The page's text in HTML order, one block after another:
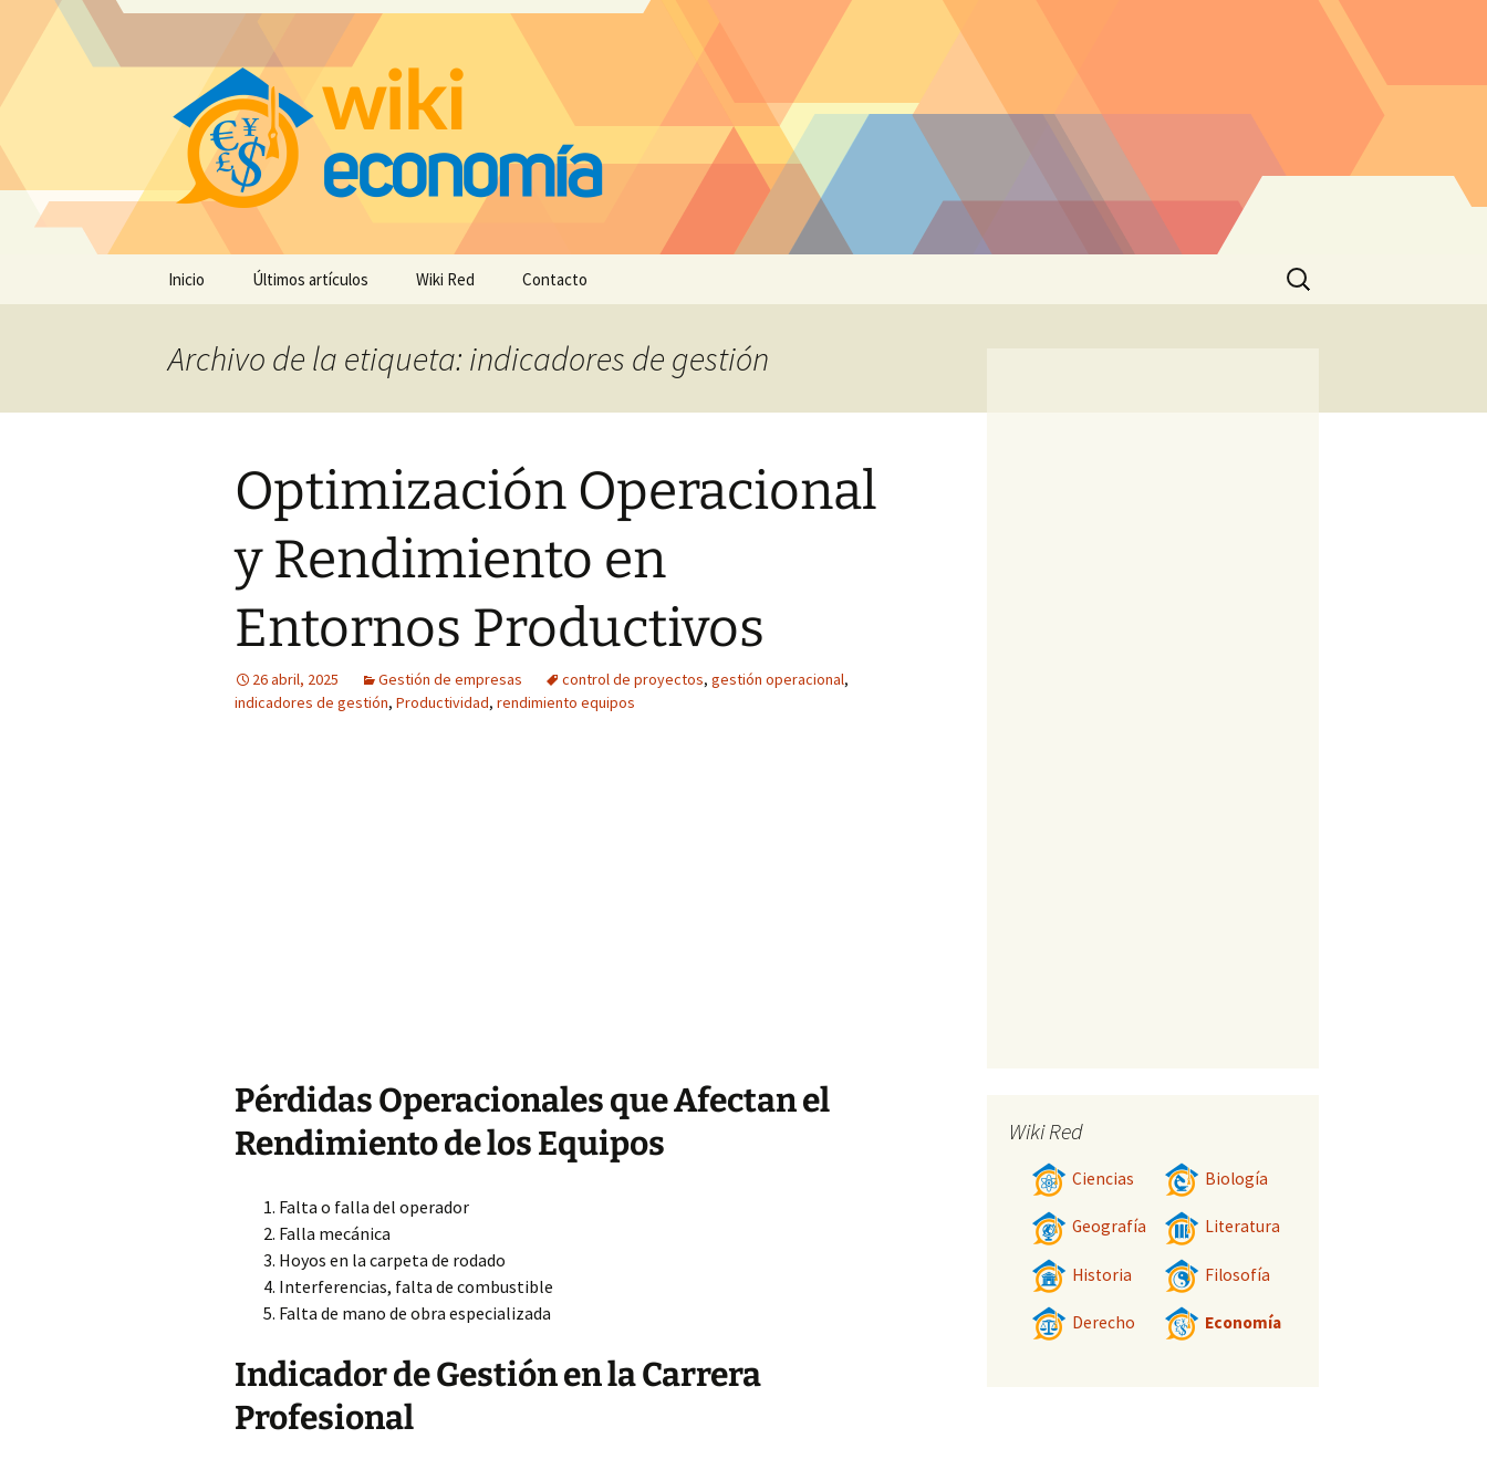
Inicio Últimos artículos Wiki Red Contacto
Buscar:
Archivo de la etiqueta: indicadores de gestión
Optimización Operacional
y Rendimiento en
Entornos Productivos
26 abril, 2025 Gestión de empresas control de proyectos, gestión operacional,
indicadores de gestión, Productividad, rendimiento equipos
Pérdidas Operacionales que Afectan el
Rendimiento de los Equipos
Falta o falla del operador
Falla mecánica
Hoyos en la carpeta de rodado
Interferencias, falta de combustible
Falta de mano de obra especializada
Indicador de Gestión en la Carrera
Profesional
Wiki Red
Ciencias Biología
Geografía Literatura
Historia Filosofía
Derecho Economía